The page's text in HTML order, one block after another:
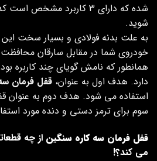
شده که دارای 3 کاربرد
شوید.
به علت بدنه‌ فولادی و بسیار سخت این
خودروی شما در مقابل سارقان
دارد. هدف اول به عنوان، قفل فرمان
استفاده می شود. هدف دوم به عنوان
سوم برای ترمز دستی و دنده مورد
قفل فرمان سه کاره سنگین از چه
می کند؟!